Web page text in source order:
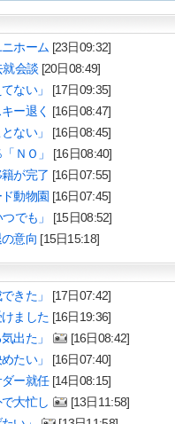
ホーム [23日09:32]
就会談 [20日08:49]
ない」
[17日09:35]
ー退く [16日08:47]
ない」
[16日08:45]
ＮＯ」
[16日08:40]
が完了 [16日07:55]
動物園 [16日07:45]
でも」
[15日08:52]
意向 [15日15:18]
きた」
[17日07:42]
ました [16日19:36]
出た」
[16日08:42]
たい」
[16日07:40]
ー就任[14日08:15]
大忙し
[13日11:58]